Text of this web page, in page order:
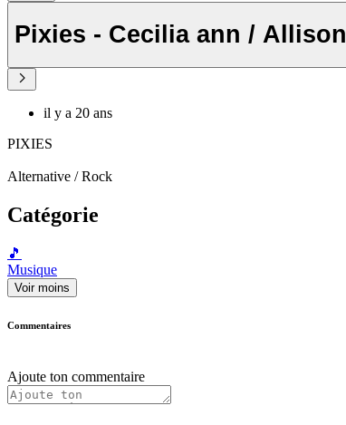
Pixies - Cecilia ann / Allison
il y a 20 ans
PIXIES
Alternative / Rock
Catégorie
🎵
Musique
Voir moins
Commentaires
Ajoute ton commentaire